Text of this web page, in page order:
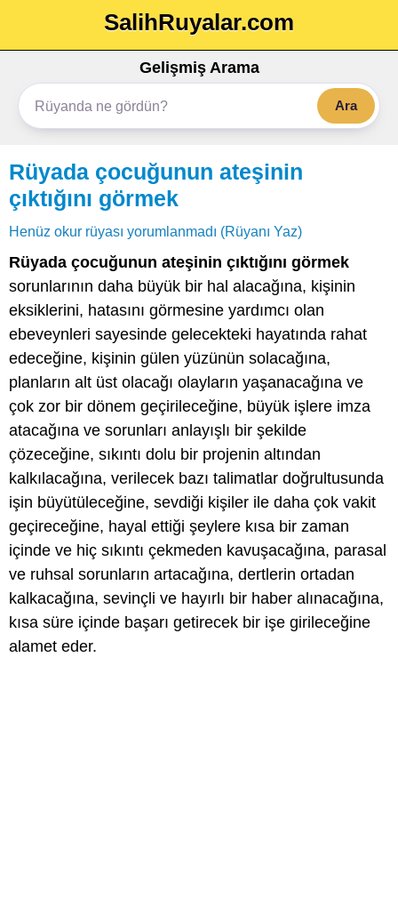
SalihRuyalar.com
Gelişmiş Arama
Ara
Rüyada çocuğunun ateşinin
çıktığını görmek
Henüz okur rüyası yorumlanmadı (Rüyanı Yaz)
Rüyada çocuğunun ateşinin çıktığını görmek
sorunlarının daha büyük bir hal alacağına, kişinin
eksiklerini, hatasını görmesine yardımcı olan
ebeveynleri sayesinde gelecekteki hayatında rahat
edeceğine, kişinin gülen yüzünün solacağına,
planların alt üst olacağı olayların yaşanacağına ve
çok zor bir dönem geçirileceğine, büyük işlere imza
atacağına ve sorunları anlayışlı bir şekilde
çözeceğine, sıkıntı dolu bir projenin altından
kalkılacağına, verilecek bazı talimatlar doğrultusunda
işin büyütüleceğine, sevdiği kişiler ile daha çok vakit
geçireceğine, hayal ettiği şeylere kısa bir zaman
içinde ve hiç sıkıntı çekmeden kavuşacağına, parasal
ve ruhsal sorunların artacağına, dertlerin ortadan
kalkacağına, sevinçli ve hayırlı bir haber alınacağına,
kısa süre içinde başarı getirecek bir işe girileceğine
alamet eder.